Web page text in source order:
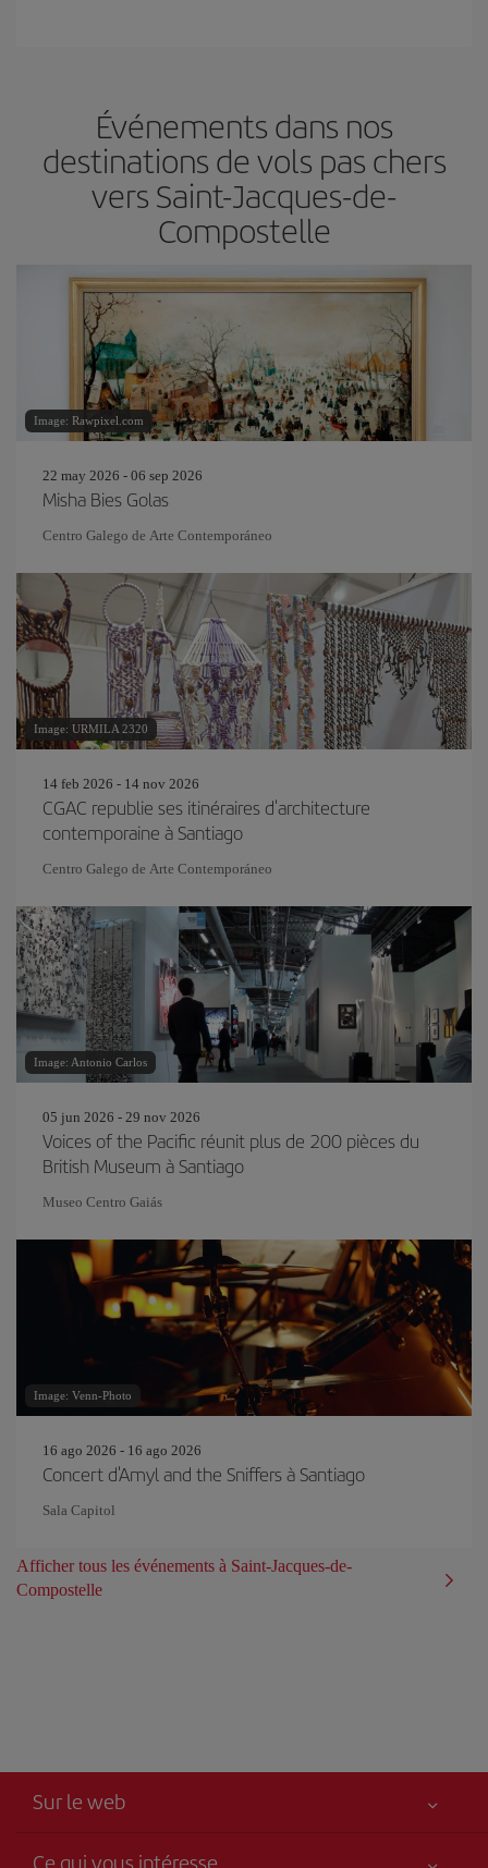
Événements dans nos
destinations de vols pas chers
vers Saint-Jacques-de-
Compostelle
Image: Rawpixel.com
22 may 2026 - 06 sep 2026
Misha Bies Golas
Centro Galego de Arte Contemporáneo
Image: URMILA 2320
14 feb 2026 - 14 nov 2026
CGAC republie ses itinéraires d'architecture
contemporaine à Santiago
Centro Galego de Arte Contemporáneo
Image: Antonio Carlos
05 jun 2026 - 29 nov 2026
Voices of the Pacific réunit plus de 200 pièces du
British Museum à Santiago
Museo Centro Gaiás
Image: Venn-Photo
16 ago 2026 - 16 ago 2026
Concert d'Amyl and the Sniffers à Santiago
Sala Capitol
Afficher tous les événements à Saint-Jacques-de-
Compostelle
Sur le web
Ce qui vous intéresse